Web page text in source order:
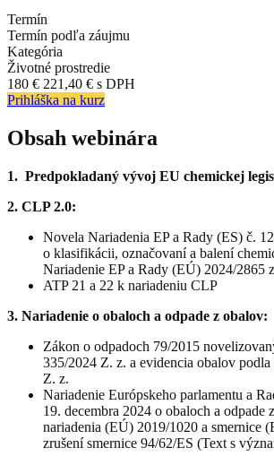
Termín
Termín podľa záujmu
Kategória
Životné prostredie
180 € 221,40 € s DPH
Prihláška na kurz
Obsah webinára
1. Predpokladaný vývoj EU chemickej
2. CLP 2.0:
Novela Nariadenia EP a Rady (ES) č.
o klasifikácii, označovaní a balení
Nariadenie EP a Rady (EÚ) 2024/2865
ATP 21 a 22 k nariadeniu CLP
3. Nariadenie o obaloch a odpade z obalov:
Zákon o odpadoch 79/2015
335/2024 Z. z. a evidencia obalov
Z. z.
Nariadenie Európskeho parlamentu a
19. decembra 2024 o obaloch a odpade
nariadenia (EÚ) 2019/1020 a smernice
zrušení smernice 94/62/ES (Text s